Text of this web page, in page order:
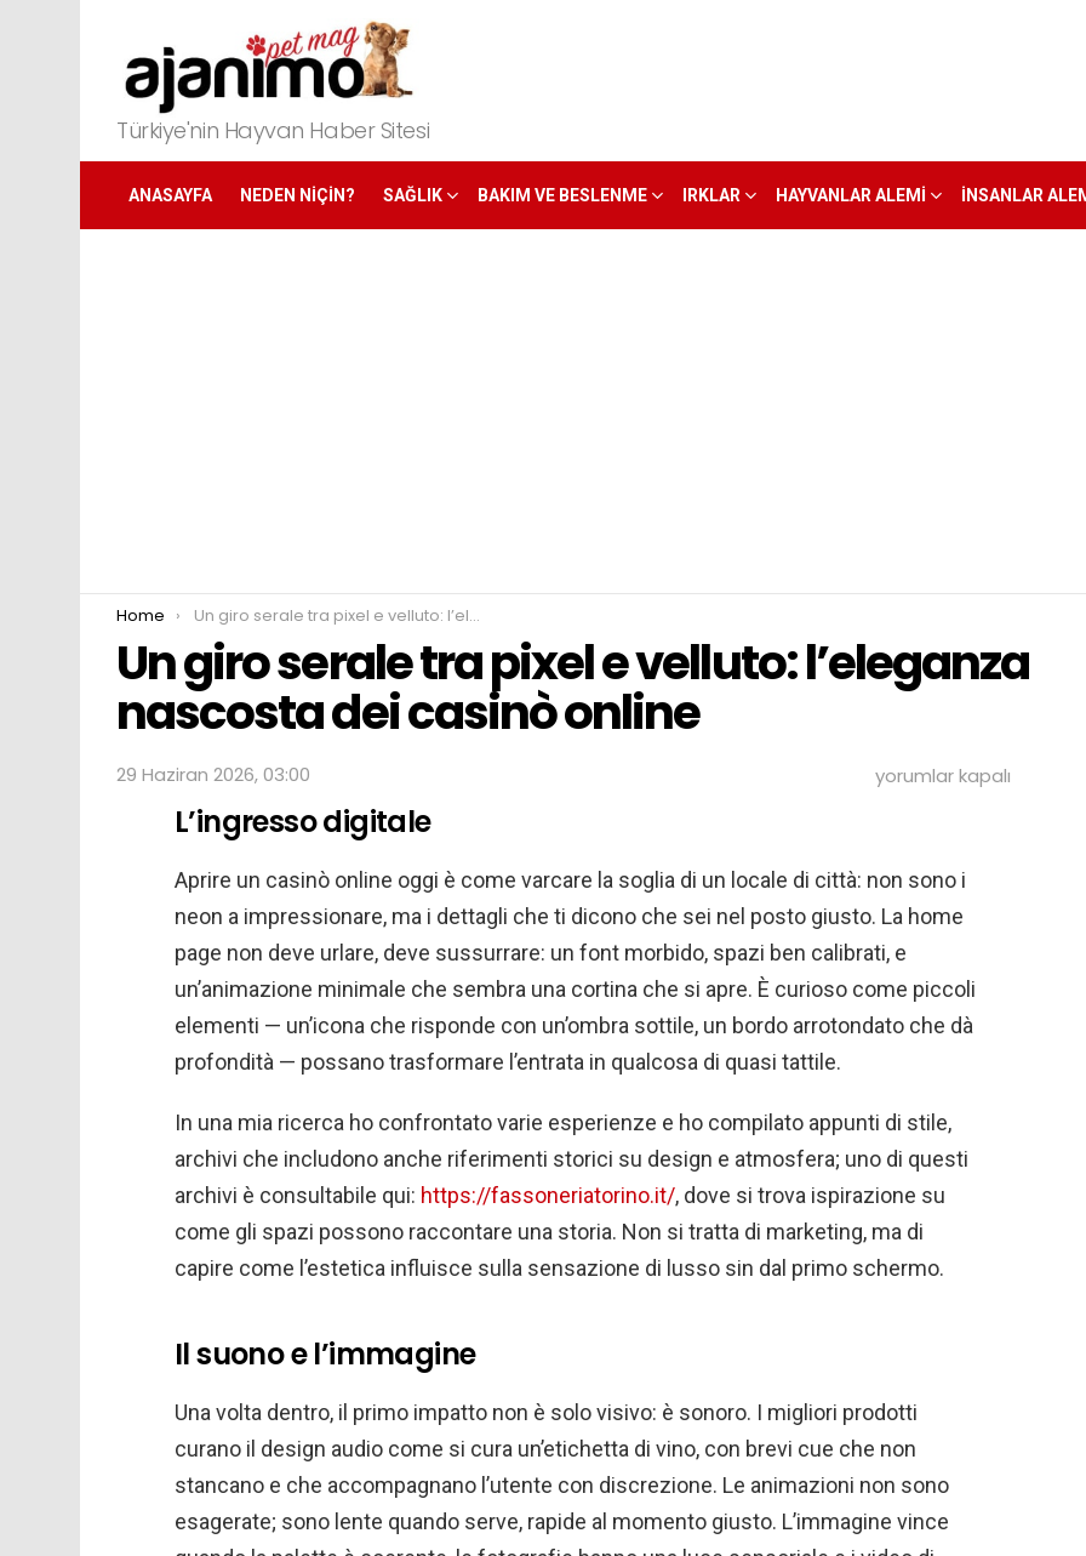
Türkiye'nin Hayvan Haber Sitesi
ANASAYFA NEDEN NIÇIN? SAĞLIK BAKIM VE BESLENME IRKLAR HAYVANLAR ALEMI İNSANLAR
You are here:
Home Un giro serale tra pixel e velluto: l’eleganza nascosta dei casinò online
Un giro serale tra pixel e velluto: l’eleganza
nascosta dei casinò online
29 Haziran 2026, 03:00
Un
giro
e
velluto:
l’eleganza
nascosta
dei
casinò
online
için
yorumlar kapalı
L’ingresso digitale
Aprire un casinò online oggi è come varcare la soglia di un locale di città: non sono i
neon a impressionare, ma i dettagli che ti dicono che sei nel posto giusto. La home
page non deve urlare, deve sussurrare: un font morbido, spazi ben calibrati, e
un’animazione minimale che sembra una cortina che si apre. È curioso come piccoli
elementi — un’icona che risponde con un’ombra sottile, un bordo arrotondato che dà
profondità — possano trasformare l’entrata in qualcosa di quasi tattile.
In una mia ricerca ho confrontato varie esperienze e ho compilato appunti di stile,
archivi che includono anche riferimenti storici su design e atmosfera; uno di questi
archivi è consultabile qui: https://fassoneriatorino.it/, dove si trova ispirazione su
come gli spazi possono raccontare una storia. Non si tratta di marketing, ma di
capire come l’estetica influisce sulla sensazione di lusso sin dal primo schermo.
Il suono e l’immagine
Una volta dentro, il primo impatto non è solo visivo: è sonoro. I migliori prodotti
curano il design audio come si cura un’etichetta di vino, con brevi cue che non
stancano e che accompagnano l’utente con discrezione. Le animazioni non sono
esagerate; sono lente quando serve, rapide al momento giusto. L’immagine vince